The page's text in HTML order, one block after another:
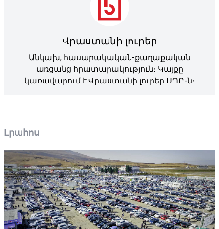
Լրահոս
Վրաստանի լուրեր
Անկախ, հասարակական-քաղաքական
առցանց հրատարակություն։ Կայքը
կառավարում է Վրաստանի լուրեր ՍՊԸ-ն։